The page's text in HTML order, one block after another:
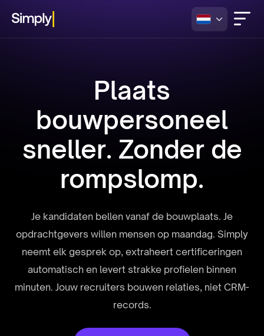
Plaats
bouwpersoneel
sneller. Zonder de
rompslomp.
Je kandidaten bellen vanaf de bouwplaats. Je
opdrachtgevers willen mensen op maandag. Simply
neemt elk gesprek op, extraheert certificeringen
automatisch en levert strakke profielen binnen
minuten. Jouw recruiters bouwen relaties, niet CRM-
records.